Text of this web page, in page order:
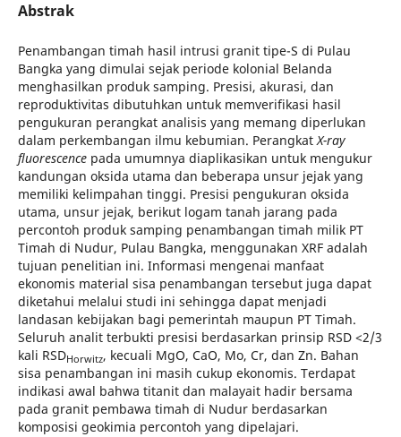
Abstrak
Penambangan timah hasil intrusi granit tipe-S di Pulau
Bangka yang dimulai sejak periode kolonial Belanda
menghasilkan produk samping. Presisi, akurasi, dan
reproduktivitas dibutuhkan untuk memverifikasi hasil
pengukuran perangkat analisis yang memang diperlukan
dalam perkembangan ilmu kebumian. PerangkatX-ray
fluorescence pada umumnya diaplikasikan untuk mengukur
kandungan oksida utama dan beberapa unsur jejak yang
memiliki kelimpahan tinggi. Presisi pengukuran oksida
utama, unsur jejak, berikut logam tanah jarang pada
percontoh produk samping penambangan timah milik PT
Timah di Nudur, Pulau Bangka, menggunakan XRF adalah
tujuan penelitian ini. Informasi mengenai manfaat
ekonomis material sisa penambangan tersebut juga dapat
diketahui melalui studi ini sehingga dapat menjadi
landasan kebijakan bagi pemerintah maupun PT Timah.
Seluruh analit terbukti presisi berdasarkan prinsip RSD <2/3
kali RSDHorwitz, kecuali MgO, CaO, Mo, Cr, dan Zn. Bahan
sisa penambangan ini masih cukup ekonomis. Terdapat
indikasi awal bahwa titanit dan malayait hadir bersama
pada granit pembawa timah di Nudur berdasarkan
komposisi geokimia percontoh yang dipelajari.